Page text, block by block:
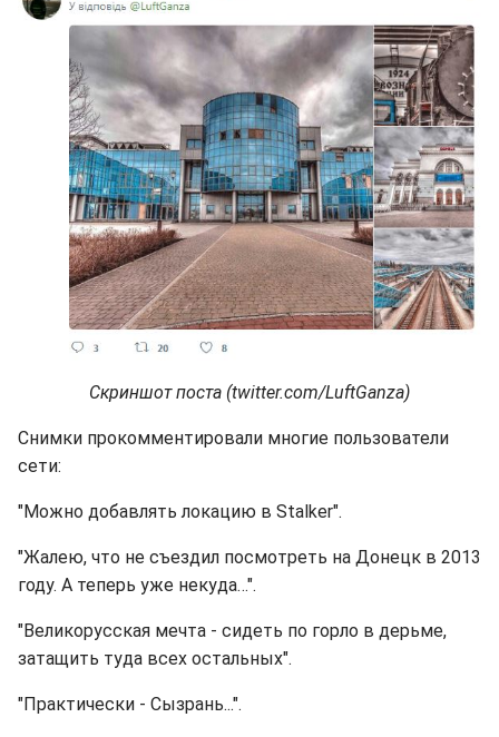
Скриншот поста (twitter.com/LuftGanza)
Снимки прокомментировали многие пользователи
сети:
"Можно добавлять локацию в Stalker".
"Жалею, что не съездил посмотреть на Донецк в 2013
году. А теперь уже некуда…".
"Великорусская мечта - сидеть по горло в дерьме,
затащить туда всех остальных".
"Практически - Сызрань...".